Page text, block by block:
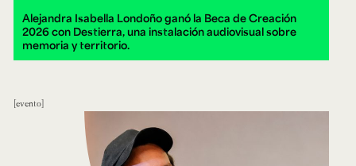
Alejandra Isabella Londoño ganó la Beca de Creación
2026 con Destierra, una instalación audiovisual sobre
memoria y territorio.
evento